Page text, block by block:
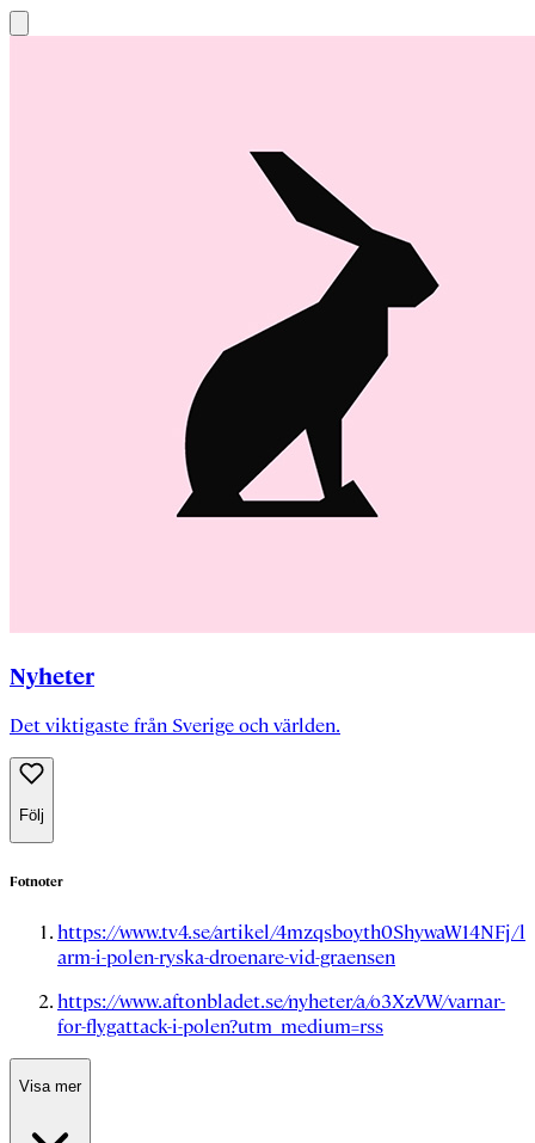
Nyheter
Det viktigaste från Sverige och världen.
Följ
Fotnoter
https://www.tv4.se/artikel/4mzqsboyth0ShywaW14NFj/l
arm-i-polen-ryska-droenare-vid-graensen
https://www.aftonbladet.se/nyheter/a/o3XzVW/varnar-
for-flygattack-i-polen?utm_medium=rss
Visa mer